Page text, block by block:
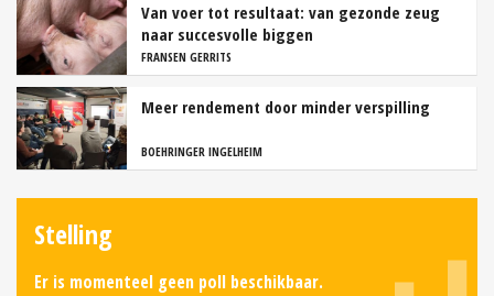
Van voer tot resultaat: van gezonde zeug
naar succesvolle biggen
FRANSEN GERRITS
Meer rendement door minder verspilling
BOEHRINGER INGELHEIM
Stelling
Er is momenteel geen poll beschikbaar.